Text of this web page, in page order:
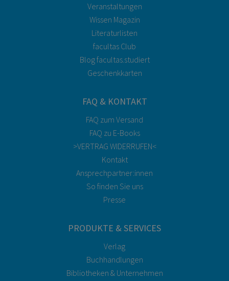
Veranstaltungen
Wissen Magazin
Literaturlisten
facultas Club
Blog facultas.studiert
Geschenkkarten
FAQ & KONTAKT
FAQ zum Versand
FAQ zu E-Books
>VERTRAG WIDERRUFEN<
Kontakt
Ansprechpartner:innen
So finden Sie uns
Presse
PRODUKTE & SERVICES
Verlag
Buchhandlungen
Bibliotheken & Unternehmen